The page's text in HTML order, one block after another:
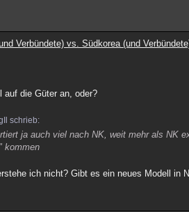
Verbündete) vs. Südkorea (und
auf die Güter an, oder?
schrieb:
ja auch viel nach NK, weit mehr als NK
kommen
ich nicht? Gibt es ein neues Modell in